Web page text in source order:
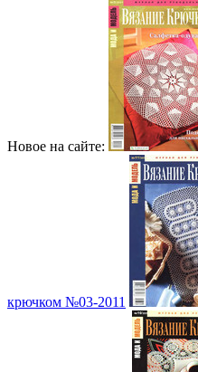
Новое на сайте:
крючком №03-2011